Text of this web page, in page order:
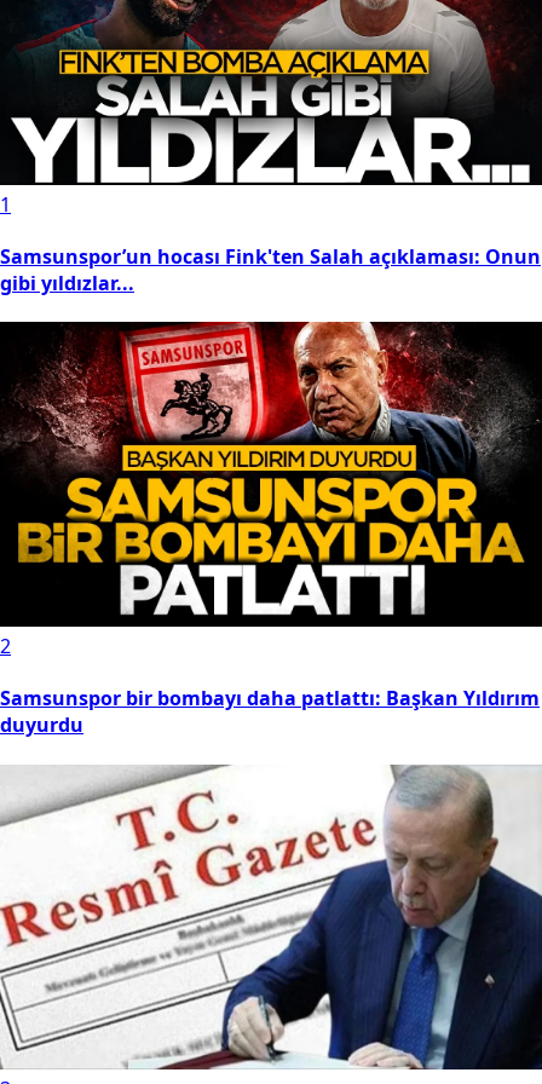
1
Samsunspor’un hocası Fink'ten Salah açıklaması: Onun
gibi yıldızlar...
2
Samsunspor bir bombayı daha patlattı: Başkan Yıldırım
duyurdu